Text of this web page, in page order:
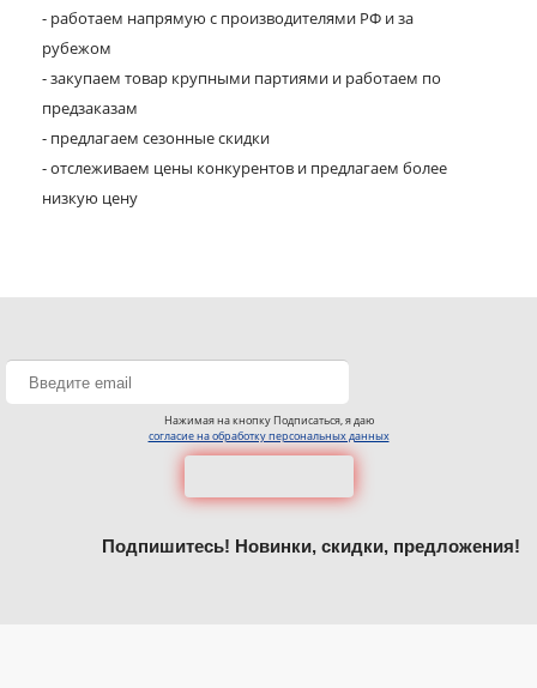
- работаем напрямую с производителями РФ и за
рубежом
- закупаем товар крупными партиями и работаем по
предзаказам
- предлагаем сезонные скидки
- отслеживаем цены конкурентов и предлагаем более
низкую цену
Нажимая на кнопку Подписаться, я даю
согласие на обработку персональных данных
Подпишитесь! Новинки, скидки, предложения!